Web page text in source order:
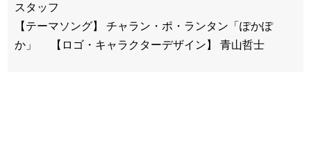
スタッフ
【テーマソング】 チャラン・ポ・ランタン「ぽかぽ
か」 【ロゴ・キャラクターデザイン】 青山哲士